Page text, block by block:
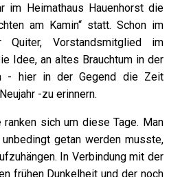
im Heimathaus Hauenhorst die
am Kamin“ statt. Schon im
Vorstandsmitglied im
Idee, an altes Brauchtum in der
- hier in der Gegend die Zeit
-zu erinnern.
ranken sich um diese Tage. Man
getan werden musste,
In Verbindung mit der
frühen Dunkelheit und der noch